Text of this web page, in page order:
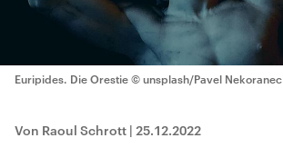
Euripides. Die Orestie © unsplash/Pavel Nekoranec
Von Raoul Schrott | 25.12.2022